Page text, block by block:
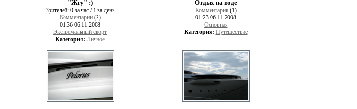
"Жгу" :)
Зрителей: 0 за час / 1 за день
Комментарии(2)
01:36 06.11.2008
Экстремальный спорт
Категория: Личное
Отдых на воде
Комментарии(1)
01:23 06.11.2008
Основная
Категория: Путешествие